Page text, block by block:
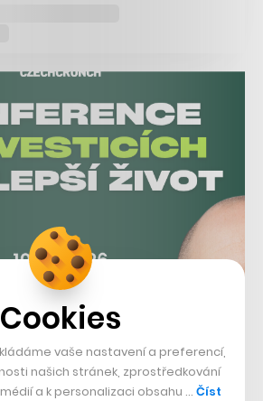
Cookies
vaše nastavení a preferencí,
našich stránek, zprostředkování
a k personalizaci obsahu … Číst